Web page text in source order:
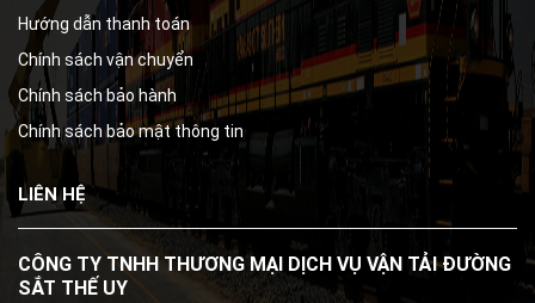
Hướng dẫn thanh toán
Chính sách vận chuyển
Chính sách bảo hành
Chính sách bảo mật thông tin
LIÊN HỆ
CÔNG TY TNHH THƯƠNG MẠI DỊCH VỤ VẬN TẢI ĐƯỜNG
SẮT THẾ UY